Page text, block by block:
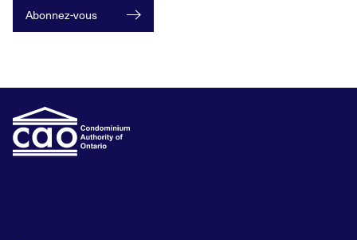
Abonnez-vous